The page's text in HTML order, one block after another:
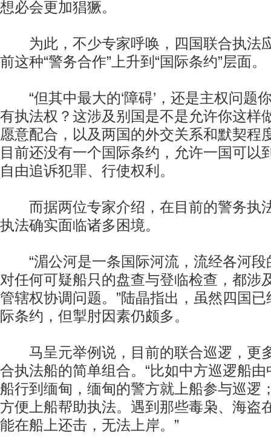
想必会更加猖獗。
为此，不少专家呼唤，四国联合执法
前这种“警务合作”上升到“国际条约”层面。
“但其中最大的‘障碍’，还是主权问题
有执法权？这涉及别国是不是允许你这样
愿意配合，以及两国的外交关系和默契程
目前还没有一个国际条约，允许一国可以
自由追诉犯罪、行使权利。
而据两位专家介绍，在目前的警务执
执法确实面临诸多困境。
“湄公河是一条国际河流，流经各河段
对任何可疑船只的盘查与登临检查，都涉
管辖权协调问题。”陆晶指出，虽然四国
际条约，但掣肘因素仍颇多。
马呈元举例说，目前的联合巡逻，更
合执法船的简单组合。“比如中方巡逻船
船行到缅甸，缅甸的警方就上船参与巡逻
方便上船帮助执法。遇到那些毒枭、海盗
能在船上还击，无法上岸。”